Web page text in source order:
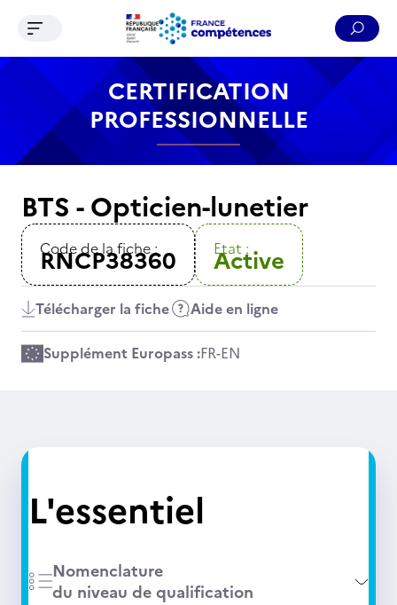
Contenu Recherche Menu Pied de page
Ouvrir le menu de navigation
CERTIFICATION
PROFESSIONNELLE
BTS - Opticien-lunetier
Code de la fiche :
RNCP38360 Etat :
Active
Télécharger la fiche Aide en ligne
Supplément Europass :FR-EN
L'essentiel
Nomenclature
du niveau de qualification